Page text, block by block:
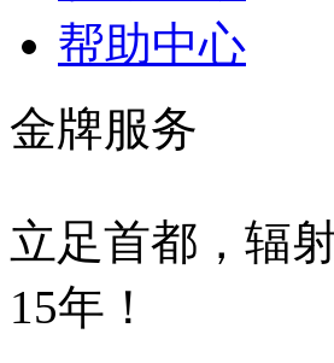
帮助中心
金牌服务
立足首都，辐
15年！